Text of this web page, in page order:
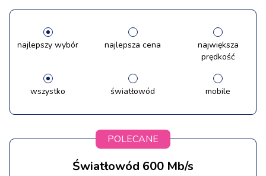
najlepszy wybór najlepsza cena
największa
prędkość
wszystko światłowód mobile
POLECANE
Światłowód 600 Mb/s